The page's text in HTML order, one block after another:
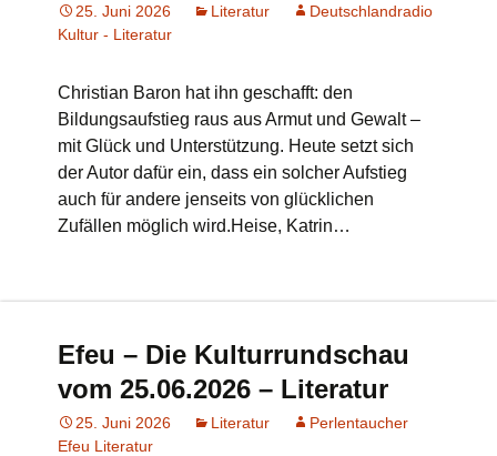
25. Juni 2026 Literatur
Deutschlandradio
Kultur - Literatur
Christian Baron hat ihn geschafft: den
Bildungsaufstieg raus aus Armut und Gewalt –
mit Glück und Unterstützung. Heute setzt sich
der Autor dafür ein, dass ein solcher Aufstieg
auch für andere jenseits von glücklichen
Zufällen möglich wird.Heise, Katrin…
Efeu – Die Kulturrundschau
vom 25.06.2026 – Literatur
25. Juni 2026 Literatur
Perlentaucher
Efeu Literatur